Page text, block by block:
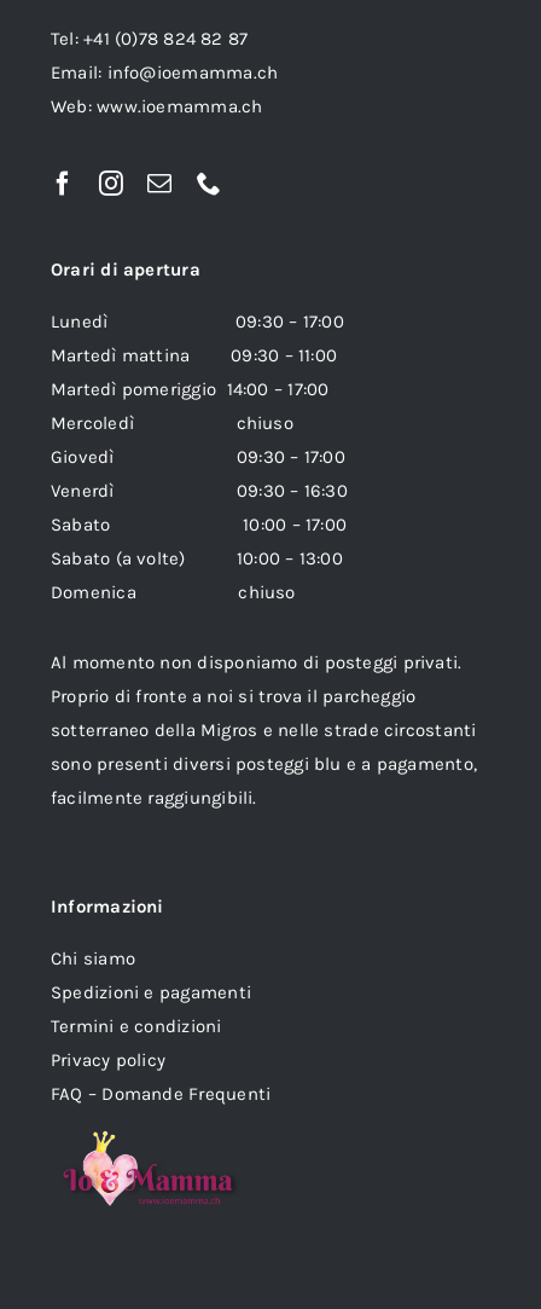
Tel: +41 (0)78 824 82 87
Email: info@ioemamma.ch
Web:www.ioemamma.ch
Orari di apertura
Lunedì 09:30 – 17:00
Martedì mattina 09:30 – 11:00
Martedì pomeriggio 14:00 – 17:00
Mercoledì chiuso
Giovedì 09:30 – 17:00
Venerdì 09:30 – 16:30
Sabato 10:00 – 17:00
Sabato (a volte) 10:00 – 13:00
Domenica chiuso
Al momento non disponiamo di posteggi privati.
Proprio di fronte a noi si trova il parcheggio
sotterraneo della Migros e nelle strade circostanti
sono presenti diversi posteggi blu e a pagamento,
facilmente raggiungibili.
Informazioni
Chi siamo
Spedizioni e pagamenti
Termini e condizioni
Privacy policy
FAQ – Domande Frequenti